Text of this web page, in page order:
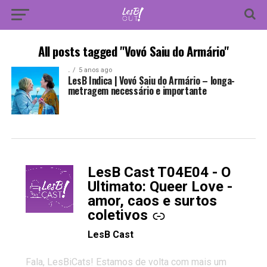
All posts tagged "Vovó Saiu do Armário"
. 5 anos ago
LesB Indica | Vovó Saiu do Armário – longa-
metragem necessário e importante
LesB Cast T04E04 - O
Ultimato: Queer Love -
amor, caos e surtos
coletivos
-
LesB Cast
Fala, LesBiCats! Estamos de volta com mais um